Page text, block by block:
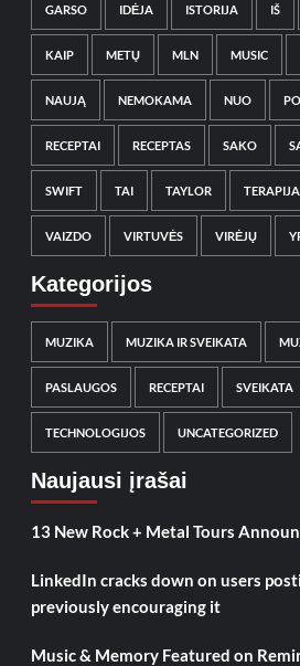
GARSO IDĖJA ISTORIJA IŠ
KAIP METŲ MLN MUSIC
NAUJĄ NEMOKAMA NUO
RECEPTAI RECEPTAS SAKO
SWIFT TAI TAYLOR TERAPIJA
VAIZDO VIRTUVĖS VIRĖJŲ
Kategorijos
MUZIKA MUZIKA IR SVEIKATA
PASLAUGOS RECEPTAI SVEIKATA
TECHNOLOGIJOS UNCATEGORIZED
Naujausi įrašai
13 New Rock + Metal Tours
LinkedIn cracks down on users
previously encouraging it
Music & Memory Featured on